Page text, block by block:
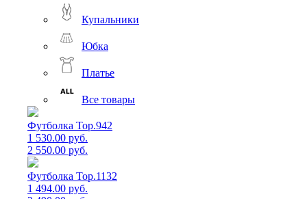
Купальники
Юбка
Платье
Все товары
Футболка Top.942
1 530.00 руб.
2 550.00 руб.
Футболка Top.1132
1 494.00 руб.